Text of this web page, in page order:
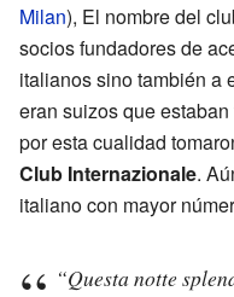
Milan), El nombre del
socios fundadores de
italianos sino también a
eran suizos que
por esta cualidad
Club Internazionale.
italiano con mayor
“Questa notte